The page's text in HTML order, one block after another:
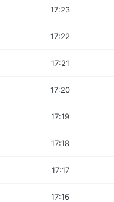
17:23
17:22
17:21
17:20
17:19
17:18
17:17
17:16